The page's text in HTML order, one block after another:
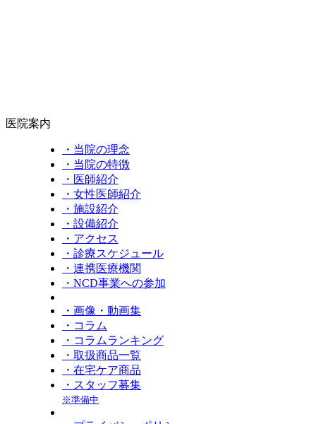
医院案内
・当院の理念
・当院の特徴
・医師紹介
・女性医師紹介
・施設紹介
・設備紹介
・アクセス
・診療スケジュール
・連携医療機関
・NCD事業への参加
・画像・動画集
・コラム
・コラムランキング
・取扱商品一覧
・在宅ケア商品
・スタッフ募集
※準備中